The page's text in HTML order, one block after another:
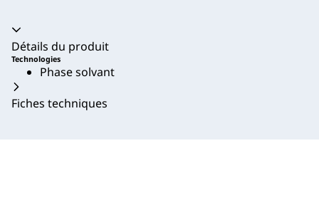
Accordéon fermé
Détails du produit
Technologies
Phase solvant
Fiches techniques